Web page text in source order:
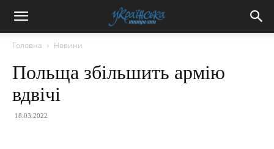
Головна Новини
Польща збільшить армію
вдвічі
18.03.2022